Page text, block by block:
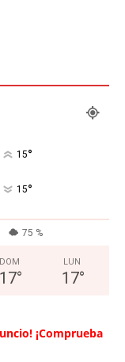
15°
15°
75 %
DOM
17°
LUN
17°
¡Comprueba